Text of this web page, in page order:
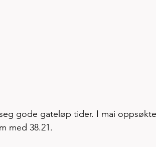
gode gateløp tider. I mai
med 38.21.